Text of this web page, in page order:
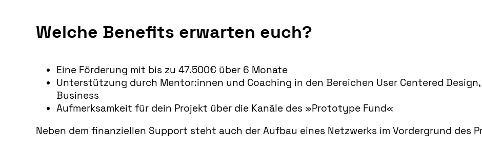
Welche Benefits erwarten euch?
Eine Förderung mit bis zu 47.500€ über 6 Monate
Unterstützung durch Mentor:innen und Coaching in den Bereichen User Centered
Business
Aufmerksamkeit für dein Projekt über die Kanäle des »Prototype Fund«
Neben dem finanziellen Support steht auch der Aufbau eines Netzwerks im Vordergrund des